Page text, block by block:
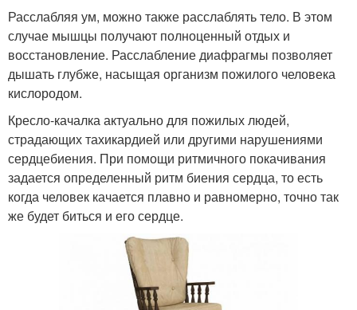
Расслабляя ум, можно также расслаблять тело. В этом
случае мышцы получают полноценный отдых и
восстановление. Расслабление диафрагмы позволяет
дышать глубже, насыщая организм пожилого человека
кислородом.
Кресло-качалка актуально для пожилых людей,
страдающих тахикардией или другими нарушениями
сердцебиения. При помощи ритмичного покачивания
задается определенный ритм биения сердца, то есть
когда человек качается плавно и равномерно, точно так
же будет биться и его сердце.